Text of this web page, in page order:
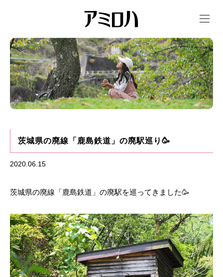
t
g
l
e
n
a
v
i
g
a
t
茨城県の廃線「鹿島鉄道」の廃駅巡り🥳
2020.06.15
茨城県の廃線「鹿島鉄道」の廃駅を巡ってきました🥳